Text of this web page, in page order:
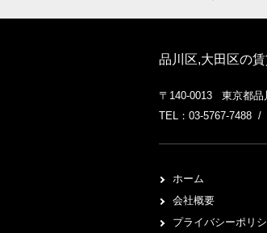
品川区,大田区の
〒140-0013 東京都品
TEL：03-5767-7488 /
ホーム
会社概要
プライバシーポリ